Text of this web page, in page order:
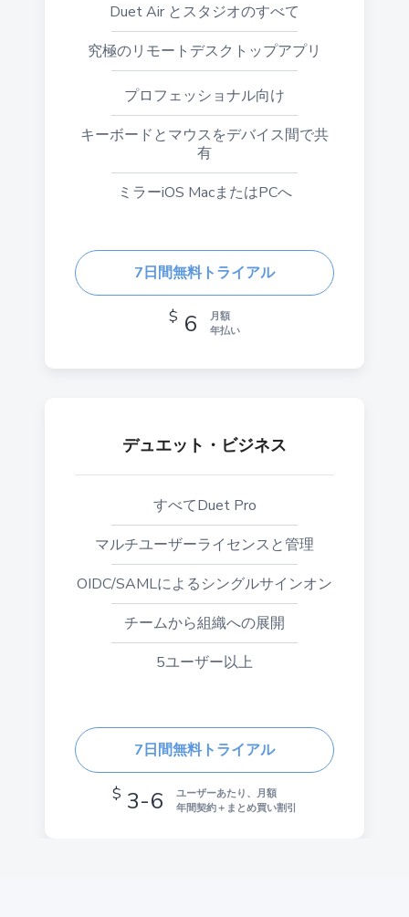
Duet Air とスタジオのすべて
究極のリモートデスクトップアプリ
プロフェッショナル向け
キーボードとマウスをデバイス間で共
有
ミラーiOS MacまたはPCへ
7日間無料トライアル
$ 6
月額
年払い
デュエット・ビジネス
すべてDuet Pro
マルチユーザーライセンスと管理
OIDC/SAMLによるシングルサインオン
チームから組織への展開
5ユーザー以上
7日間無料トライアル
$ 3-6
ユーザーあたり、月額
年間契約＋まとめ買い割引